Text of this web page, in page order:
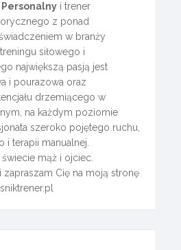
i trener
z ponad
w branży
siłowego i
największą pasją jest
i pourazowa oraz
drzemiącego w
na każdym poziomie
szeroko pojętego ruchu,
i terapii manualnej.
mąż i ojciec.
zapraszam Cię na moją stronę